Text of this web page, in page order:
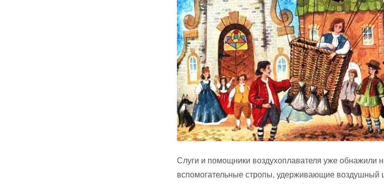
Слуги и помощники воздухоплавателя уже обнажили
вспомогательные стропы, удерживающие воздушный